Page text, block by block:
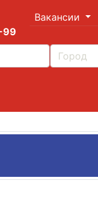
99
Вакансии